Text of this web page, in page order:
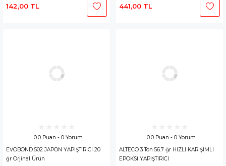
142,00 TL 441,00 TL
0.0 Puan - 0 Yorum
EVOBOND 502 JAPON YAPIŞTIRICI 20
ğr Orjinal Ürün
0.0 Puan - 0 Yorum
ALTECO 3 Ton 56.7 ğr HIZLI KARIŞIMLI
EPOKSİ YAPIŞTIRICI